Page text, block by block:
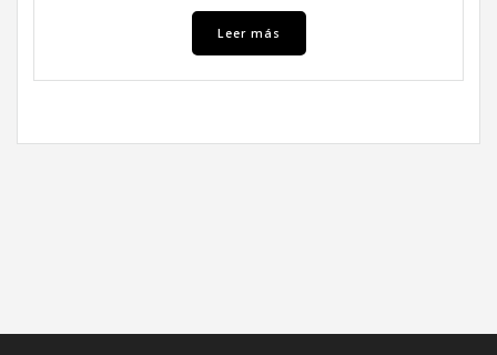
Leer más